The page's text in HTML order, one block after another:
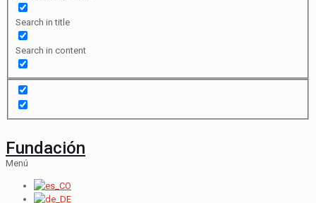
Search in title
Search in content
Fundación
Menú